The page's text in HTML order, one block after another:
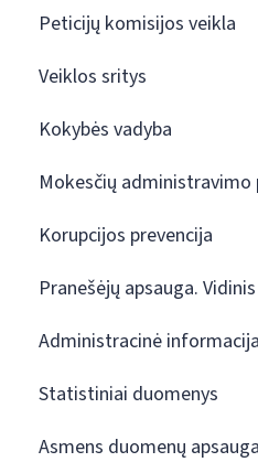
Peticijų komisijos veikla
Veiklos sritys
Kokybės vadyba
Mokesčių administravimo
Korupcijos prevencija
Pranešėjų apsauga.
Administracinė informacija
Statistiniai duomenys
Asmens duomenų apsauga